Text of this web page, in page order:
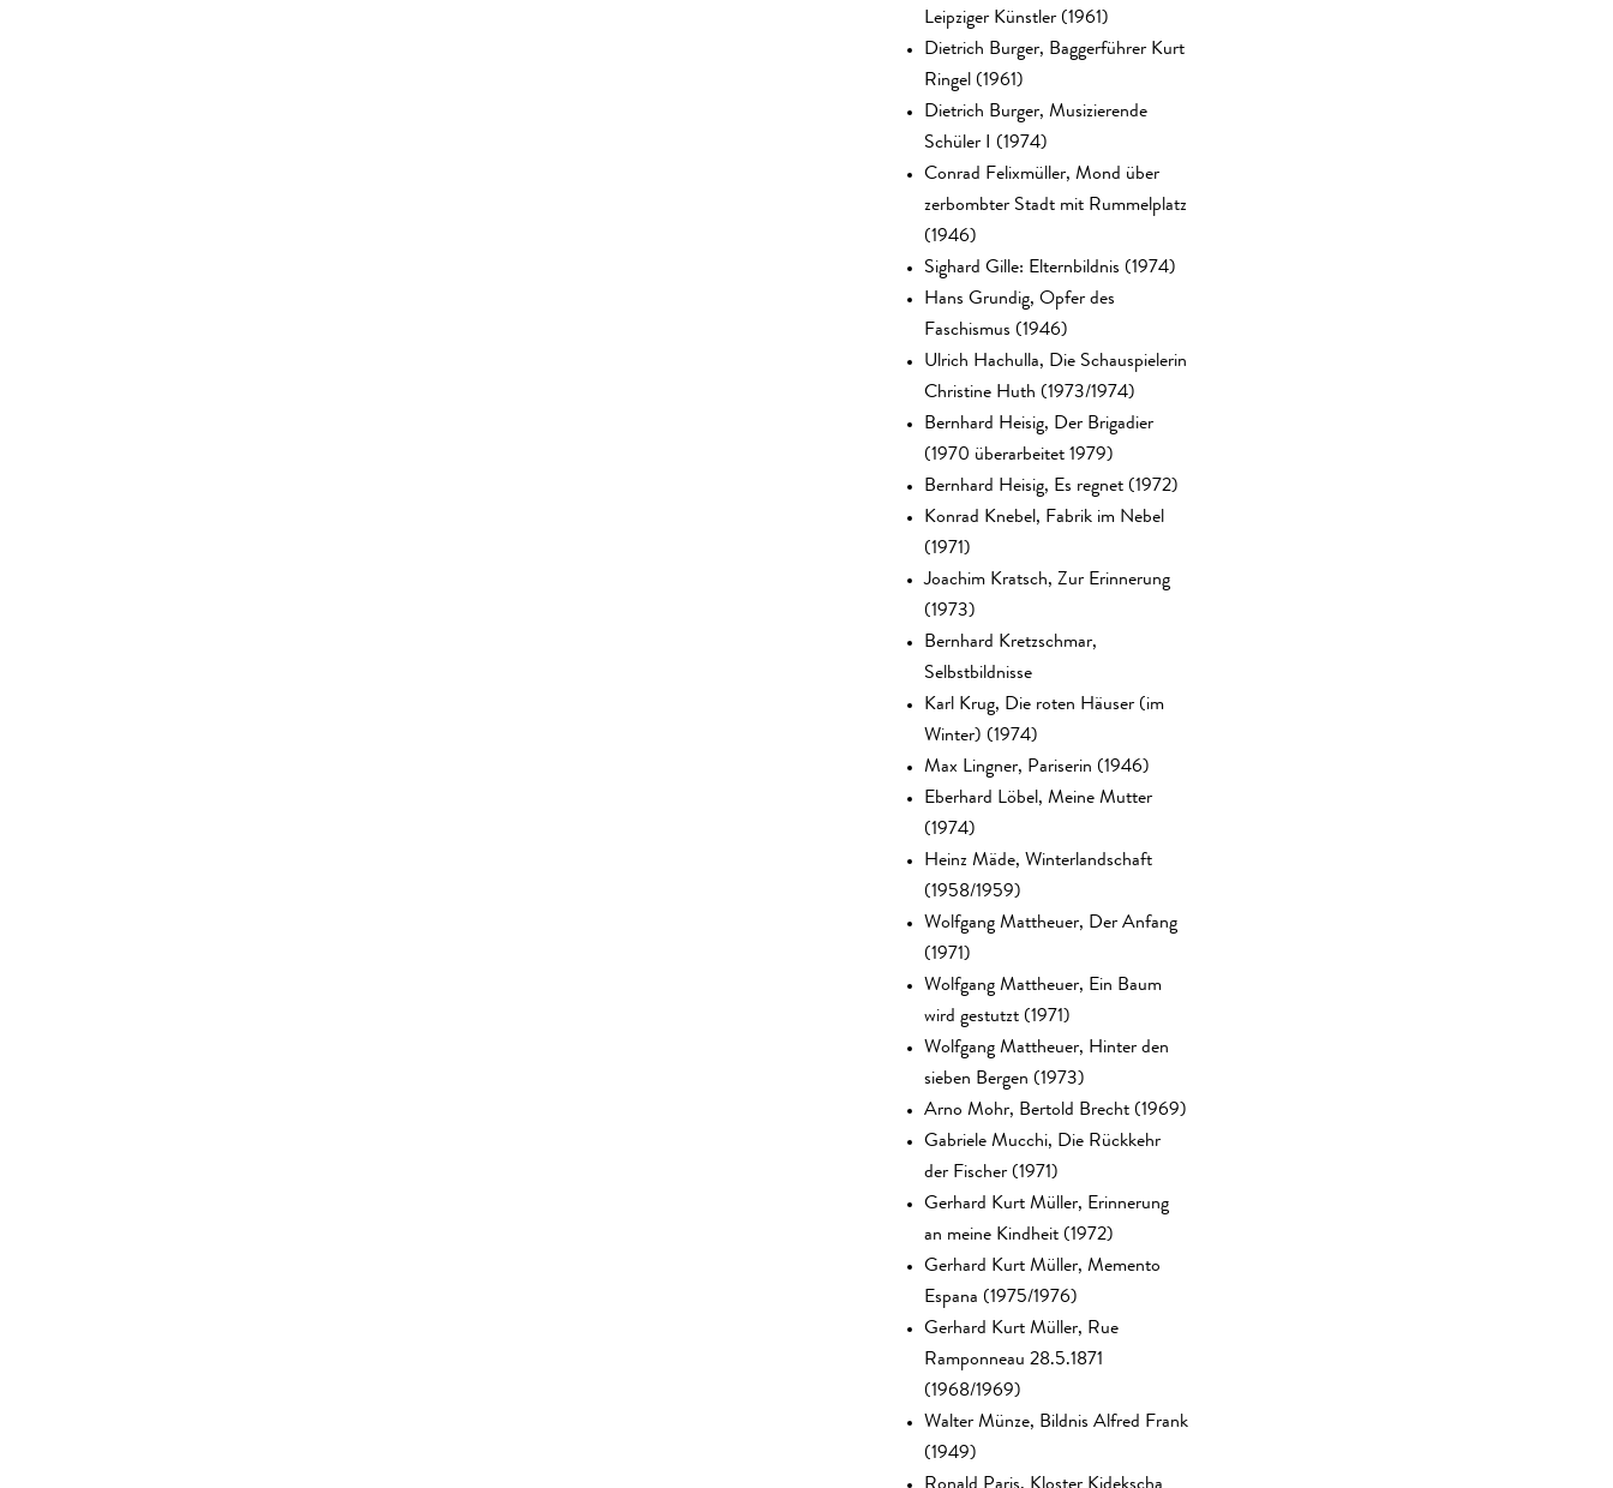
Leipziger Künstler (1961)
Dietrich Burger, Baggerführer Kurt
Ringel (1961)
Dietrich Burger, Musizierende
Schüler I (1974)
Conrad Felixmüller, Mond über
zerbombter Stadt mit Rummelplatz
(1946)
Sighard Gille: Elternbildnis (1974)
Hans Grundig, Opfer des
Faschismus (1946)
Ulrich Hachulla, Die Schauspielerin
Christine Huth (1973/1974)
Bernhard Heisig, Der Brigadier
(1970 überarbeitet 1979)
Bernhard Heisig, Es regnet (1972)
Konrad Knebel, Fabrik im Nebel
(1971)
Joachim Kratsch, Zur Erinnerung
(1973)
Bernhard Kretzschmar,
Selbstbildnisse
Karl Krug, Die roten Häuser (im
Winter) (1974)
Max Lingner, Pariserin (1946)
Eberhard Löbel, Meine Mutter
(1974)
Heinz Mäde, Winterlandschaft
(1958/1959)
Wolfgang Mattheuer, Der Anfang
(1971)
Wolfgang Mattheuer, Ein Baum
wird gestutzt (1971)
Wolfgang Mattheuer, Hinter den
sieben Bergen (1973)
Arno Mohr, Bertold Brecht (1969)
Gabriele Mucchi, Die Rückkehr
der Fischer (1971)
Gerhard Kurt Müller, Erinnerung
an meine Kindheit (1972)
Gerhard Kurt Müller, Memento
Espana (1975/1976)
Gerhard Kurt Müller, Rue
Ramponneau 28.5.1871
(1968/1969)
Walter Münze, Bildnis Alfred Frank
(1949)
Ronald Paris, Kloster Kidekscha